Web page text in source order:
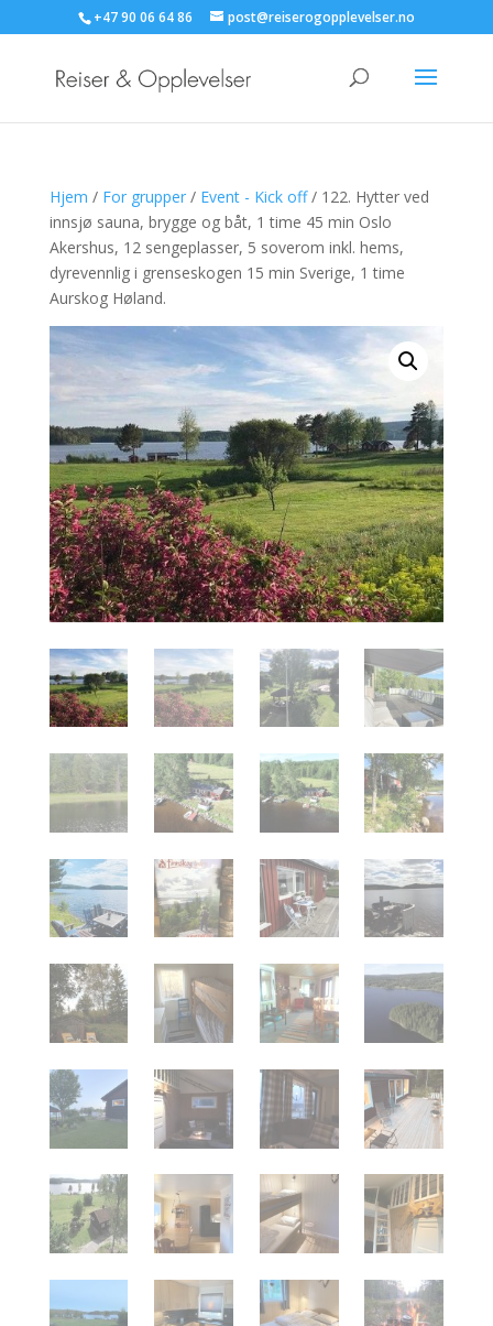
+47 90 06 64 86 post@reiserogopplevelser.no
Hjem / For grupper/ Event - Kick off/ 122. Hytter ved
innsjø sauna, brygge og båt, 1 time 45 min Oslo
Akershus, 12 sengeplasser, 5 soverom inkl. hems,
dyrevennlig i grenseskogen 15 min Sverige, 1 time
Aurskog Høland.